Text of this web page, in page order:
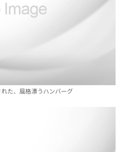
た、風格漂うハンバーグ